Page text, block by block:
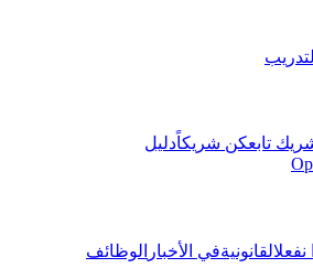
التدريب
تابعكن شريكاًدليل
نفعلالقانونيةفي الأخبار الوظائف